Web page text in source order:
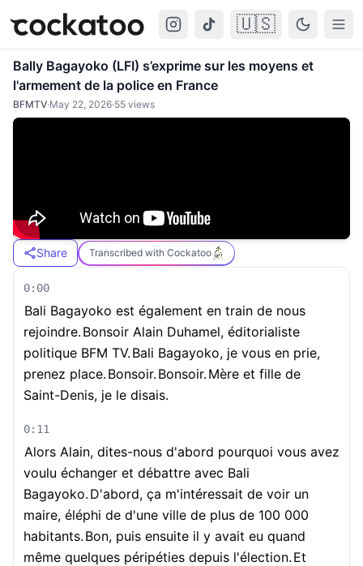
Cockatoo 🇺🇸
Bally Bagayoko (LFI) s’exprime sur les moyens et
l'armement de la police en France
BFMTV·May 22, 2026·55 views
Share Transcribed with Cockatoo
0:00
Bali Bagayoko est également en train de nous
rejoindre. Bonsoir Alain Duhamel, éditorialiste
politique BFM TV. Bali Bagayoko, je vous en prie,
prenez place. Bonsoir. Bonsoir. Mère et fille de
Saint-Denis, je le disais.
0:11
Alors Alain, dites-nous d'abord pourquoi vous avez
voulu échanger et débattre avec Bali
Bagayoko. D'abord, ça m'intéressait de voir un
maire, éléphi de d'une ville de plus de 100 000
habitants. Bon, puis ensuite il y avait eu quand
même quelques péripéties depuis l'élection. Et